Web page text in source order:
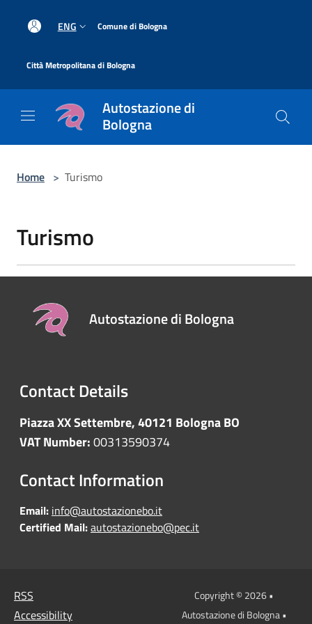
ENG Comune di Bologna
Città Metropolitana di Bologna
Autostazione di
Bologna
Home > Turismo
Turismo
Autostazione di Bologna
Contact Details
Piazza XX Settembre, 40121 Bologna BO
VAT Number:00313590374
Contact Information
Email: info@autostazionebo.it
Certified Mail:autostazionebo@pec.it
RSS
Accessibility
Copyright © 2026 •
Autostazione di Bologna •